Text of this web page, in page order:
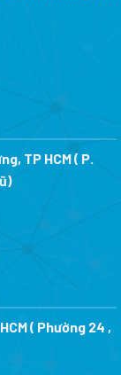
TP HCM ( P.
( Phường 24 ,